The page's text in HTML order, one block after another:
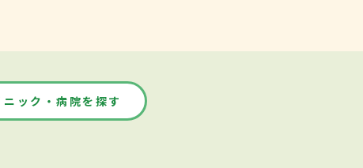
ニック・病院を探す